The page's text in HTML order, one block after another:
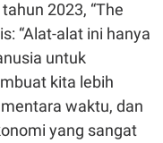
2023, “The
“Alat-alat ini hanya
untuk
kita lebih
waktu, dan
yang sangat